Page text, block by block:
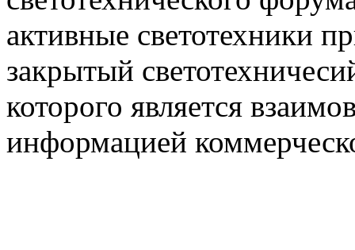
активные светотехники
закрытый
которого является
информацией